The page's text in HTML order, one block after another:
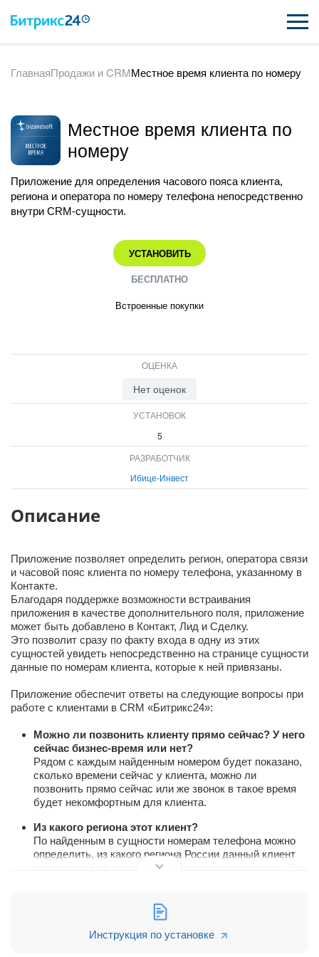
ВОЗМОЖНОСТИ
ИНТЕГРАЦИИ
ПОДДЕРЖКА
ҚАЗАҚША
ПОЛУЧИТЬ БЕСПЛАТНО
ГлавнаяПродажи и CRMМестное время клиента по номеру
Местное время клиента по
номеру
Приложение для определения часового пояса клиента,
региона и оператора по номеру телефона непосредственно
внутри CRM-сущности.
УСТАНОВИТЬ
БЕСПЛАТНО
Встроенные покупки
ОЦЕНКА
Нет оценок
УСТАНОВОК
5
РАЗРАБОТЧИК
Ибице-Инвест
Описание
Приложение позволяет определить регион, оператора связи
и часовой пояс клиента по номеру телефона, указанному в
Контакте.
Благодаря поддержке возможности встраивания
приложения в качестве дополнительного поля, приложение
может быть добавлено в Контакт, Лид и Сделку.
Это позволит сразу по факту входа в одну из этих
сущностей увидеть непосредственно на странице сущности
данные по номерам клиента, которые к ней привязаны.
Приложение обеспечит ответы на следующие вопросы при
работе с клиентами в CRM «Битрикс24»:
Можно ли позвонить клиенту прямо сейчас? У него
сейчас бизнес-время или нет?
Рядом с каждым найденным номером будет показано,
сколько времени сейчас у клиента, можно ли
позвонить прямо сейчас или же звонок в такое время
будет некомфортным для клиента.
Из какого региона этот клиент?
По найденным в сущности номерам телефона можно
определить, из какого региона России данный клиент
или из какой он страны, если номера иностранные. Это
региональных подразделениях и хотели бы оповестить
о них клиентов, для которых проводимые мероприятия
могли бы быть актуальны.
Инструкция по установке